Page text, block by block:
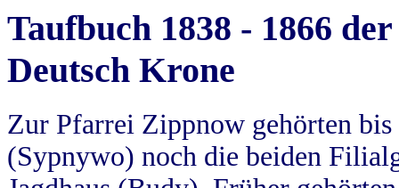
Taufbuch 1838 - 1866
Deutsch Krone
Zur Pfarrei Zippnow gehörten
(Sypnywo) noch die beiden